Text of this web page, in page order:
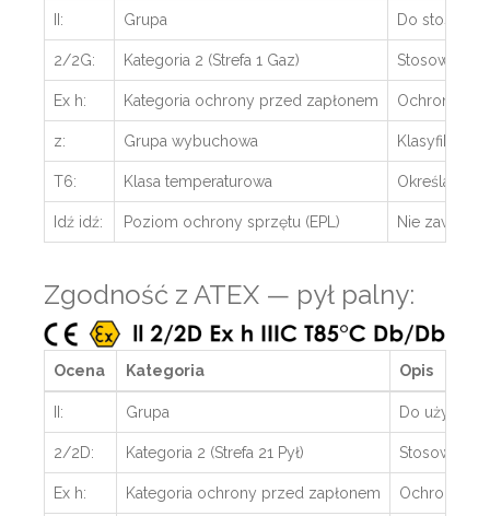
II: Grupa Do
2/2G: Kategoria 2 (Strefa 1 Gaz) Stosować w
Ex h: Kategoria ochrony przed zapłonem Ochrona
z: Grupa wybuchowa Klasyfikacja
T6: Klasa temperaturowa Określa
Idź idź: Poziom ochrony sprzętu (EPL) Nie zawiera
Zgodność z ATEX — pył palny:
Ocena Kategoria Opis
II: Grupa Do użytku
2/2D: Kategoria 2 (Strefa 21 Pył) Stosować w
Ex h: Kategoria ochrony przed zapłonem Ochrona